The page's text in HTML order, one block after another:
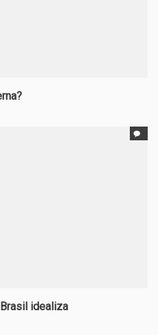
idealiza